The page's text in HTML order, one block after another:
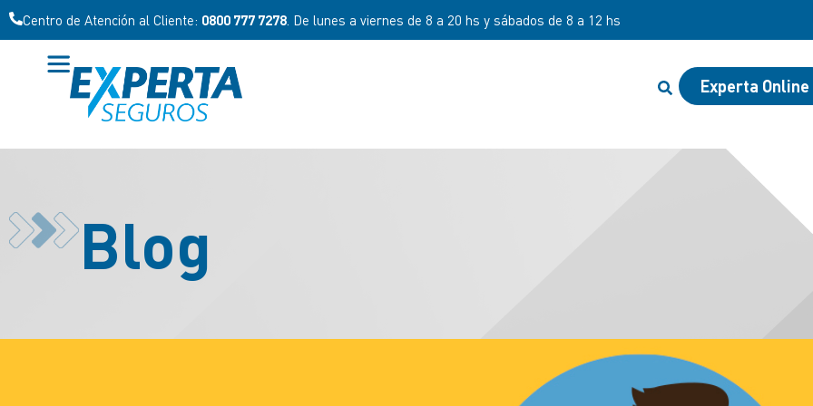
Centro de Atención al Productor:0800 333 6060. De lunes a viernes de 9 a 18 hs.
Experta Online
Blog